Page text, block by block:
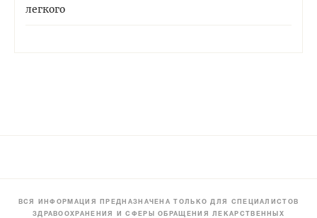
легкого
ВСЯ ИНФОРМАЦИЯ ПРЕДНАЗНАЧЕНА ТОЛЬКО ДЛЯ СПЕЦИАЛИСТОВ
ЗДРАВООХРАНЕНИЯ И СФЕРЫ ОБРАЩЕНИЯ ЛЕКАРСТВЕННЫХ